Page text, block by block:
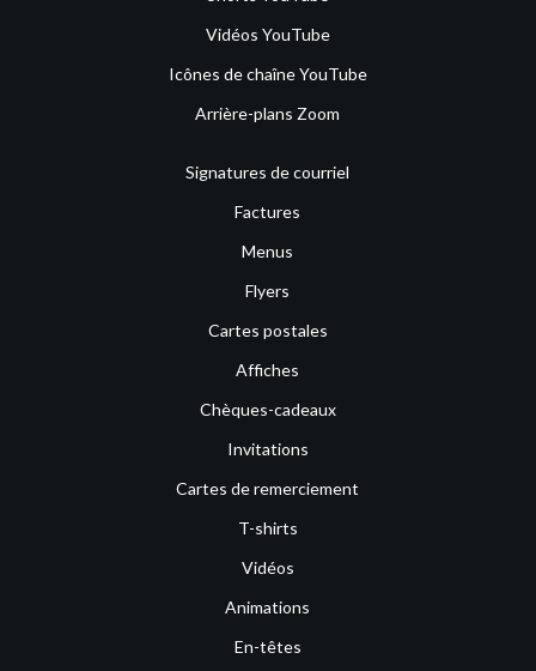
Vidéos YouTube
Icônes de chaîne YouTube
Arrière-plans Zoom
Signatures de courriel
Factures
Menus
Flyers
Cartes postales
Affiches
Chèques-cadeaux
Invitations
Cartes de remerciement
T-shirts
Vidéos
Animations
En-têtes